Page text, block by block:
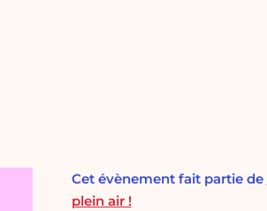
Cet évènement fait partie de
plein air !